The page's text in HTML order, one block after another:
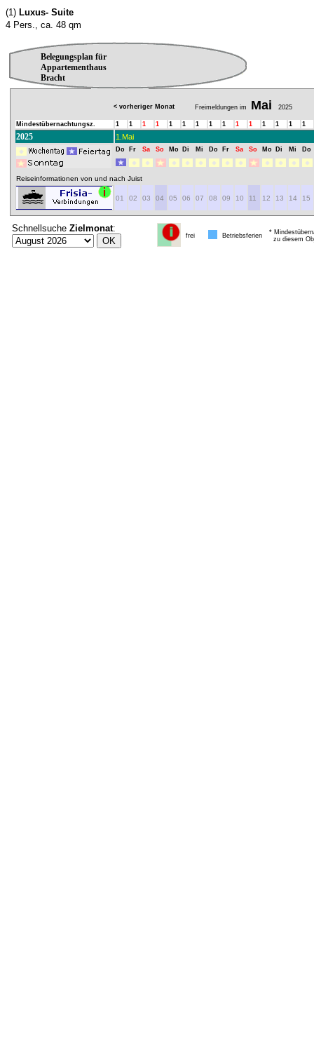
(1) Luxus- Suite
4 Pers., ca. 48 qm
Belegungsplan für
Appartementhaus
Bracht
< vorheriger Monat Freimeldungen im Mai 2025
Mindestübernachtungsz. 1 1 1 1 1 1 1 1 1 1 1 1 1 1 1
2025 1.Mai
Do Fr Sa So Mo Di Mi Do Fr Sa So Mo Di Mi Do
Reiseinformationen von und nach Juist
01 02 03 04 05 06 07 08 09 10 11 12 13 14 15
Schnellsuche Zielmonat:
frei Betriebsferien
*
zu diesem